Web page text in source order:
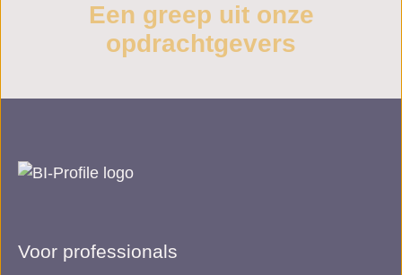
Een greep uit onze
opdrachtgevers
Voor professionals